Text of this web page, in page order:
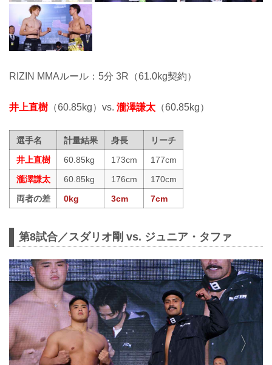
RIZIN MMAルール：5分 3R（61.0kg契約）
井上直樹 （60.85kg）vs. 瀧澤謙太 （60.85kg）
選手名 計量結果 身長
リーチ
井上直樹
60.85kg 173cm
177cm
瀧澤謙太
60.85kg 176cm
170cm
両者の差
0kg 3cm 7cm
第8試合／スダリオ剛 vs. ジュニア・タファ